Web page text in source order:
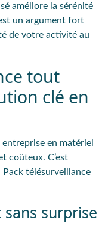
améliore la sérénité
un argument fort
de votre activité au
tout
clé en
en matériel
coûteux. C’est
télésurveillance
surprise